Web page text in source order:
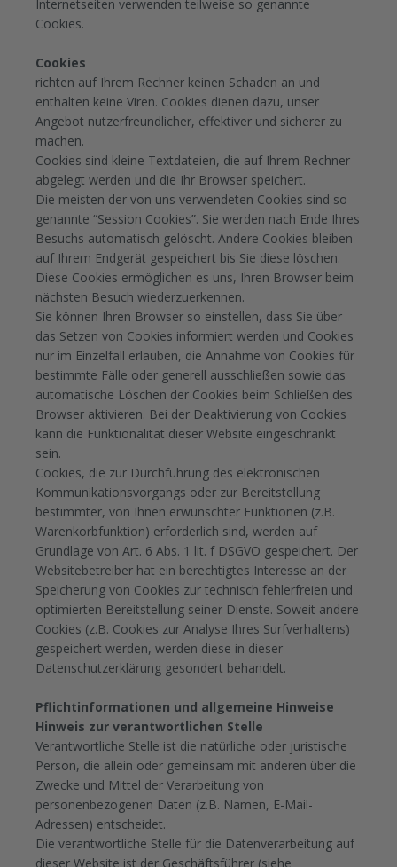
Internetseiten verwenden teilweise so genannte
Cookies.
Cookies
richten auf Ihrem Rechner keinen Schaden an und
enthalten keine Viren. Cookies dienen dazu, unser
Angebot nutzerfreundlicher, effektiver und sicherer zu
machen.
Cookies sind kleine Textdateien, die auf Ihrem Rechner
abgelegt werden und die Ihr Browser speichert.
Die meisten der von uns verwendeten Cookies sind so
genannte “Session Cookies”. Sie werden nach Ende Ihres
Besuchs automatisch gelöscht. Andere Cookies bleiben
auf Ihrem Endgerät gespeichert bis Sie diese löschen.
Diese Cookies ermöglichen es uns, Ihren Browser beim
nächsten Besuch wiederzuerkennen.
Sie können Ihren Browser so einstellen, dass Sie über
das Setzen von Cookies informiert werden und Cookies
nur im Einzelfall erlauben, die Annahme von Cookies für
bestimmte Fälle oder generell ausschließen sowie das
automatische Löschen der Cookies beim Schließen des
Browser aktivieren. Bei der Deaktivierung von Cookies
kann die Funktionalität dieser Website eingeschränkt
sein.
Cookies, die zur Durchführung des elektronischen
Kommunikationsvorgangs oder zur Bereitstellung
bestimmter, von Ihnen erwünschter Funktionen (z.B.
Warenkorbfunktion) erforderlich sind, werden auf
Grundlage von Art. 6 Abs. 1 lit. f DSGVO gespeichert. Der
Websitebetreiber hat ein berechtigtes Interesse an der
Speicherung von Cookies zur technisch fehlerfreien und
optimierten Bereitstellung seiner Dienste. Soweit andere
Cookies (z.B. Cookies zur Analyse Ihres Surfverhaltens)
gespeichert werden, werden diese in dieser
Datenschutzerklärung gesondert behandelt.
Pflichtinformationen und allgemeine Hinweise
Hinweis zur verantwortlichen Stelle
Verantwortliche Stelle ist die natürliche oder juristische
Person, die allein oder gemeinsam mit anderen über die
Zwecke und Mittel der Verarbeitung von
personenbezogenen Daten (z.B. Namen, E-Mail-
Adressen) entscheidet.
Die verantwortliche Stelle für die Datenverarbeitung auf
dieser Website ist der Geschäftsführer (siehe